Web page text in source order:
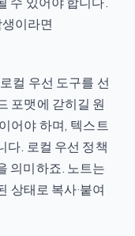
이라면
컬 우선 도구를 선
포맷에 갇히길 원
어야 하며, 텍스트
다. 로컬 우선 정책
의미하죠. 노트는
상태로 복사·붙여